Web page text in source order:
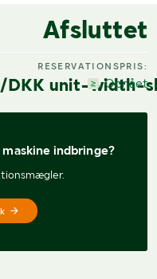
Afsluttet
DKK unit-width-
RESERVATIONSPRIS:
Opnået
maskine indbringe?